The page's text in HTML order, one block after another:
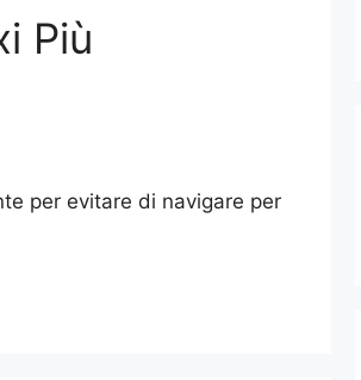
Più
per evitare di navigare per